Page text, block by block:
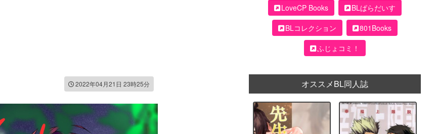
2022年04月21日 23時25分
LoveCP Books
BLぱらだいす
BLコレクション
801Books
ふじょコミ！
オススメBL同人誌